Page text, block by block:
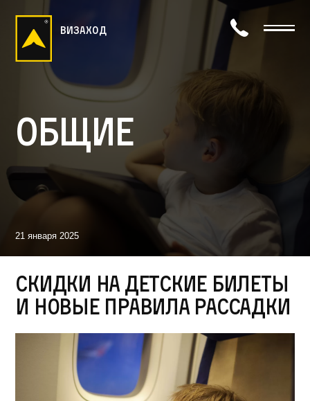
визаход
Общие
21 января 2025
Скидки на детские билеты
и новые правила рассадки